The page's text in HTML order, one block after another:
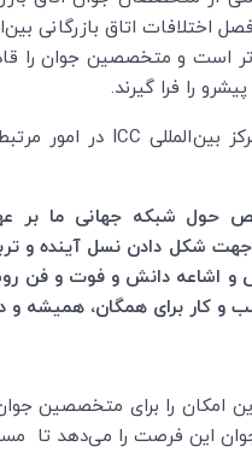
اختلافات اتاق بازرگانی
است و متخصصین جوان
را فرا گیرند.
بینالمللی ‌ ICC در امور
شبکه جهانی ما بر عهده
در جهت شکل دادن نسل آینده
و اشاعه دانش و فوت و فن
و کار برای همگان، همیشه
امکان را برای متخصصین
جوان این فرصت را میدهد تا